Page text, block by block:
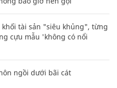
tài sản "siêu khủng", từng
cựu mẫu 'không có nổi
ngồi dưới bãi cát